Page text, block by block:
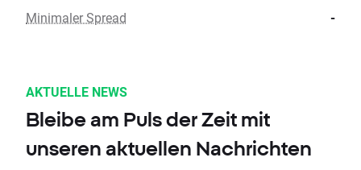
Minimaler Spread -
AKTUELLE NEWS
Bleibe am Puls der Zeit mit
unseren aktuellen Nachrichten